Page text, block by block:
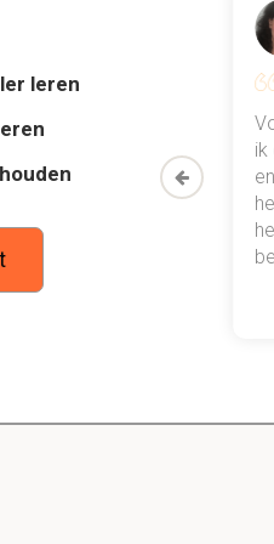
1.2
Laat hier meer
zich op beroepen
zijn
dan heeft hij het maximaal
leren
mn
een heel
gewoon
ik